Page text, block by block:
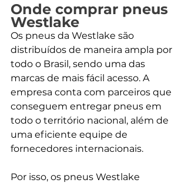
Onde comprar pneus
Westlake
Os pneus da Westlake são
distribuídos de maneira ampla por
todo o Brasil, sendo uma das
marcas de mais fácil acesso. A
empresa conta com parceiros que
conseguem entregar pneus em
todo o território nacional, além de
uma eficiente equipe de
fornecedores internacionais.
Por isso, os pneus Westlake